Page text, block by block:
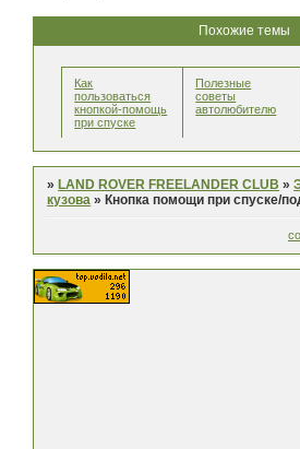
Похожие темы
Как
пользоваться
кнопкой-помощь
при спуске
Полезные
советы
автолюбителю
» LAND ROVER FREELANDER CLUB »
кузова » Кнопка помощи при спуске/